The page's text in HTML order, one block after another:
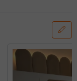
wat erg prettig was.
uitstekende service.